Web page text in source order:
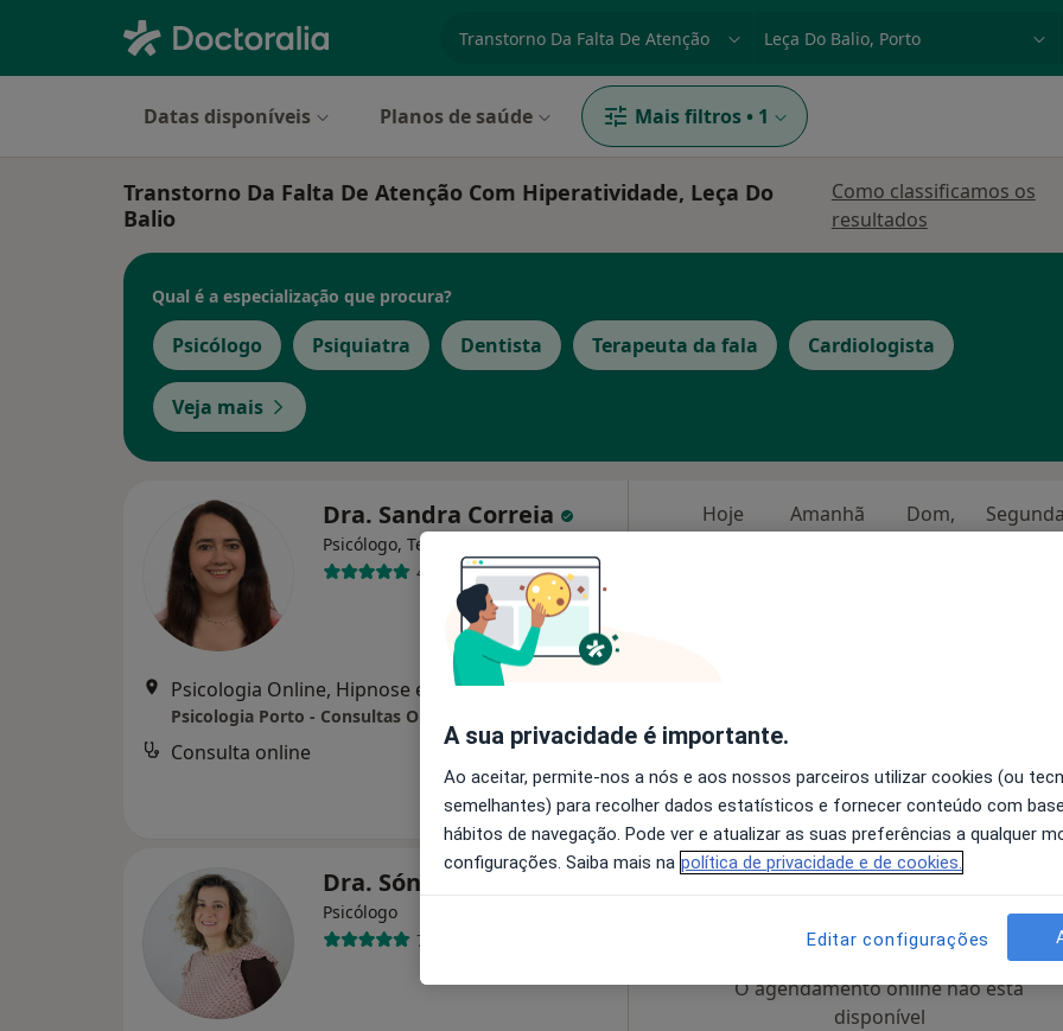
Datas disponíveis Planos de saúde Mais filtros • 1
Transtorno Da Falta De Atenção Com Hiperatividade, Leça Do
Balio
Como classificamos os
resultados
Qual é a especialização que procura?
Psicólogo Psiquiatra Dentista Terapeuta da fala Cardiologista
Veja mais
Dra. Sandra Correia
Psicólogo, Terapeuta alternativo
44 opiniões
Psicologia Porto - Consultas Online
Consulta online desde 60 €
Hoje
7 Ago
Amanhã
8 Ago
Dom,
9 Ago 10 Ago
Dra. Sónia Cabral
Psicólogo
72 opiniões
Hoje Amanhã Dom,
O agendamento online não está
disponível
A sua privacidade é importante.
Ao aceitar, permite-nos a nós e aos nossos parceiros utilizar cookies (ou
semelhantes) para recolher dados estatísticos e fornecer conteúdo com
hábitos de navegação. Pode ver e atualizar as suas preferências a qualquer
configurações. Saiba mais na política de privacidade e de cookies.
Editar configurações